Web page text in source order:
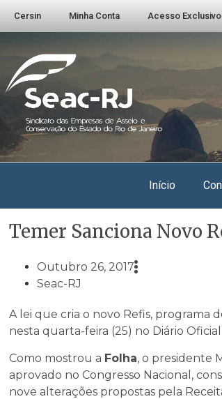
Cersin Minha Conta Acesso Exclusivo
Início
Temer Sanciona Novo
Outubro 26, 2017
Seac-RJ
A lei que cria o novo Refis, programa
nesta quarta-feira (25) no Diário
Como mostrou a Folha, o presidente
aprovado no Congresso Nacional,
nove alterações propostas pela